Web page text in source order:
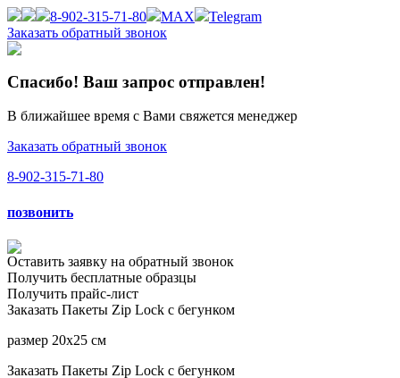
8-902-315-71-80 MAX
Telegram
Заказать обратный звонок
Спасибо! Ваш запрос отправлен!
В ближайшее время с Вами свяжется менеджер
Заказать обратный звонок
8-902-315-71-80
позвонить
Оставить заявку на обратный звонок
Получить бесплатные образцы
Получить прайс-лист
Заказать Пакеты Zip Lock с бегунком
размер 20x25 см
Заказать Пакеты Zip Lock с бегунком